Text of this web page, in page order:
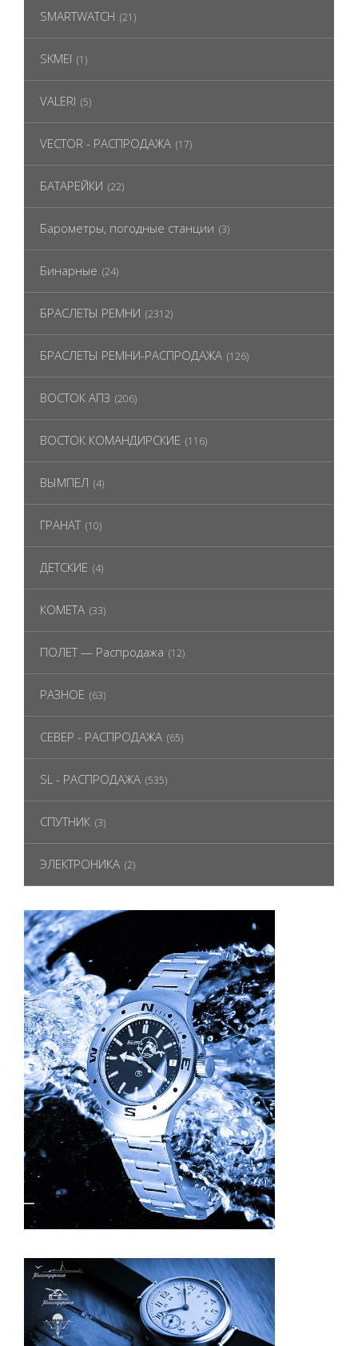
SMARTWATCH (21)
SKMEI (1)
VALERI (5)
VECTOR - РАСПРОДАЖА (17)
БАТАРЕЙКИ (22)
Барометры, погодные станции (3)
Бинарные (24)
БРАСЛЕТЫ РЕМНИ (2312)
БРАСЛЕТЫ РЕМНИ-РАСПРОДАЖА (126)
ВОСТОК АПЗ (206)
ВОСТОК КОМАНДИРСКИЕ (116)
ВЫМПЕЛ (4)
ГРАНАТ (10)
ДЕТСКИЕ (4)
КОМЕТА (33)
ПОЛЕТ — Распродажа (12)
РАЗНОЕ (63)
СЕВЕР - РАСПРОДАЖА (65)
SL - РАСПРОДАЖА (535)
СПУТНИК (3)
ЭЛЕКТРОНИКА (2)